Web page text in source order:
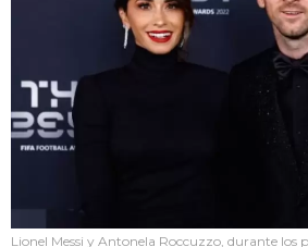
Lionel Messi y Antonela Roccuzzo, durante los